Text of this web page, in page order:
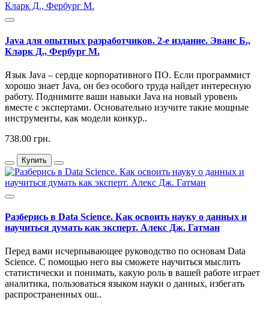
Java для опытных разработчиков. 2-е издание. Эванс Б.,
Кларк Д., Фербург М.
Язык Java – сердце корпоративного ПО. Если программист
хорошо знает Java, он без особого труда найдет интересную
работу. Поднимите ваши навыки Java на новый уровень
вместе с экспертами. Основательно изучите такие мощные
инструменты, как модели конкур..
738.00 грн.
Купить
Разберись в Data Science. Как освоить науку о данных и
научиться думать как эксперт. Алекс Дж. Гатман
Перед вами исчерпывающее руководство по основам Data
Science. С помощью него вы сможете научиться мыслить
статистически и понимать, какую роль в вашей работе играет
аналитика, пользоваться языком науки о данных, избегать
распространенных ош..